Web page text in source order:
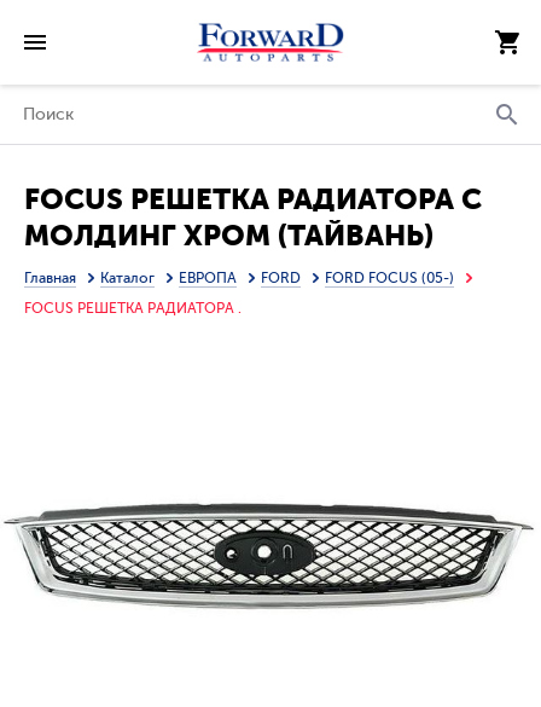
FOCUS РЕШЕТКА РАДИАТОРА С
МОЛДИНГ ХРОМ (ТАЙВАНЬ)
Главная Каталог ЕВРОПА FORD
FORD FOCUS (05-)
FOCUS РЕШЕТКА РАДИАТОРА .